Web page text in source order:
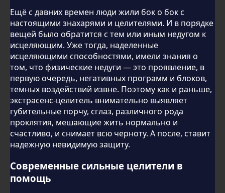
Ещё с давних времен люди жили бок о бок с
настоящими знахарями и целителями. И в порядке
вещей было обратится с тем или иным недугом к
исцеляющим. Уже тогда, наделенные
исцеляющими способностями, имели знания о
том, что физические недуги — это проявление, в
первую очередь, негативных программ и блоков,
темных воздействий извне. Поэтому как и раньше,
экстрасенс-целитель внимательно выявляет
губительные порчу, сглаз, различного рода
проклятия, мешающие жить нормально и
счастливо, и снимает всю черноту. А после, ставит
надежную невидимую защиту.
Современные сильные целители в
помощь